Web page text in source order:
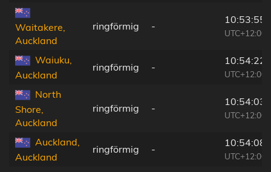
Waitakere,
Auckland
ringförmig -
10:53:55
UTC+12:00
Waiuku,
Auckland
ringförmig -
10:54:22
UTC+12:00
North
Shore,
Auckland
ringförmig -
10:54:03
UTC+12:00
Auckland,
Auckland
ringförmig -
10:54:08
UTC+12:00